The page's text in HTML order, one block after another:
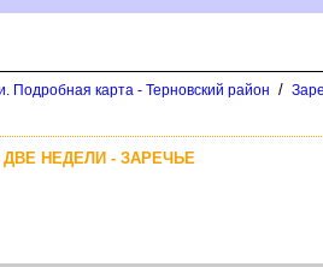
Подробная карта - Терновский район /
НЕДЕЛИ - ЗАРЕЧЬЕ